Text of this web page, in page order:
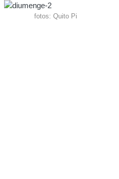
fotos: Quito Pi